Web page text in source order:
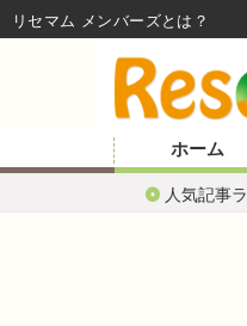
ホーム
人気記事
リセマム メンバーズ